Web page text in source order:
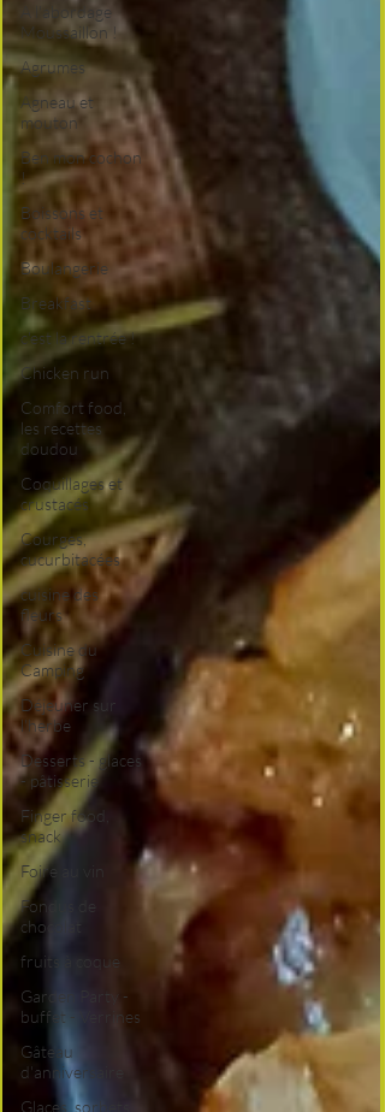
A l'abordage
Moussaillon !
Agrumes
Agneau et
mouton
Ben mon cochon
!
Boissons et
cocktails
Boulangerie
Breakfast
c'est la rentrée !
Chicken run
Comfort food,
les recettes
doudou
Coquillages et
crustacés
Courges,
cucurbitacées
cuisine des
fleurs
Cuisine du
Camping
Déjeuner sur
l'herbe
Desserts - glaces
- pâtisserie
Finger food,
snack
Foire au vin
Fondus de
chocolat
fruits à coque
Garden Party -
buffet - Verrines
Gâteau
d'anniversaire
Glaces, sorbets,